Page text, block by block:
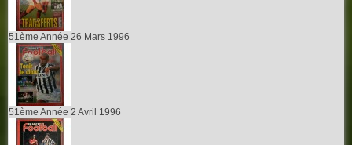
51ème Année 26 Mars 1996
51ème Année 2 Avril 1996